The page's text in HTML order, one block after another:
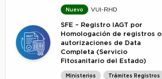
Nuevo VUI-RHD
SFE – Registro IAGT por
Homologación de registros o
autorizaciones de Data
Completa (Servicio
Fitosanitario del Estado)
Ministerios Trámites Registros